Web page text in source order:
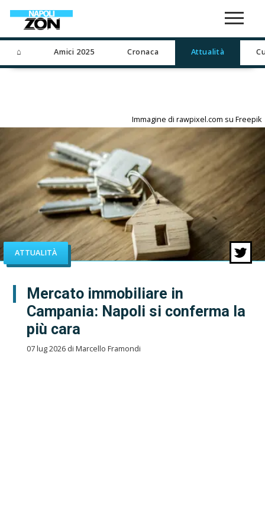
⌂ Amici 2025 Cronaca Attualità
Immagine di rawpixel.com su Freepik
ATTUALITÀ
Mercato immobiliare in
Campania: Napoli si conferma la
più cara
07 lug 2026 di Marcello Framondi